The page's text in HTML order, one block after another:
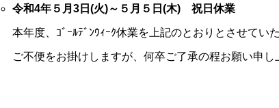
令和4年５月3日(火)～５月５日(木) 祝日休業
本年度、ｺﾞｰﾙﾃﾞﾝｳｨｰｸ休業を上記のとおりとさせてい
ご不便をお掛けしますが、何卒ご了承の程お願い申し